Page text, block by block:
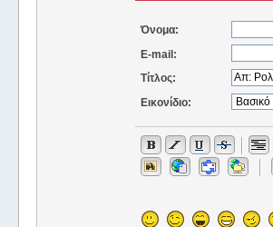
Όνομα:
E-mail:
Τίτλος:
Εικονίδιο: